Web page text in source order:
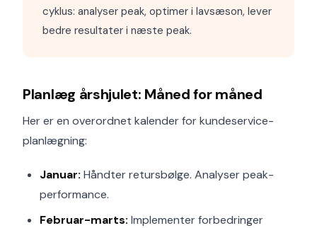
cyklus: analyser peak, optimer i lavsæson, lever
bedre resultater i næste peak.
Planlæg årshjulet: Måned for måned
Her er en overordnet kalender for kundeservice-
planlægning:
Januar: Håndter retursbølge. Analyser peak-
performance.
Februar-marts: Implementer forbedringer